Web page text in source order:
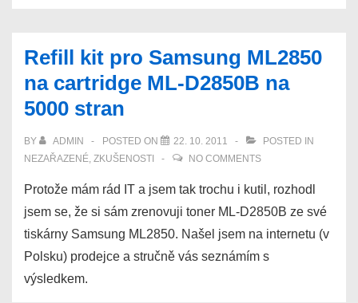
Refill kit pro Samsung ML2850
na cartridge ML-D2850B na
5000 stran
BY ADMIN POSTED ON 22. 10. 2011
POSTED IN
NEZAŘAZENÉ, ZKUŠENOSTI NO COMMENTS
Protože mám rád IT a jsem tak trochu i kutil, rozhodl
jsem se, že si sám zrenovuji toner ML-D2850B ze své
tiskárny Samsung ML2850. Našel jsem na internetu (v
Polsku) prodejce a stručně vás seznámím s
výsledkem.